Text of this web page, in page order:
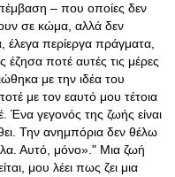
– που οποίες δεν
σε κώμα, αλλά δεν
έλεγα περίεργα πράγματα,
έζησα ποτέ αυτές τις μέρες
με την ιδέα του
με τον εαυτό μου τέτοια
γεγονός της ζωής είναι
Την ανημπόρια δεν θέλω
Αυτό, μόνο»." Μια ζωή
μου λέει πως ζει μια